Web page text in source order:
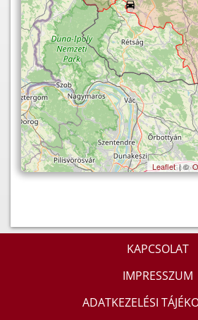
Leaflet| ©
KAPCSOLAT
IMPRESSZUM
ADATKEZELÉSI